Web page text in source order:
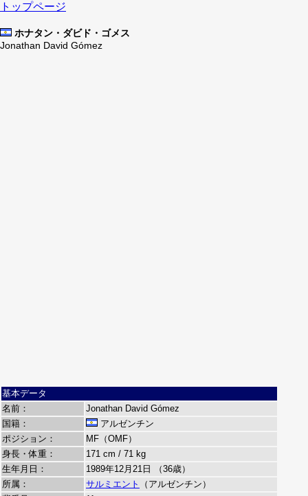
トップページ
ホナタン・ダビド・ゴメス
Jonathan David Gómez
基本データ
名前：
Jonathan David Gómez
国籍：
アルゼンチン
ポジション：
MF（OMF）
身長・体重：
171 cm / 71 kg
生年月日：
1989年12月21日 （36歳）
所属：
サルミエント
（アルゼンチン）